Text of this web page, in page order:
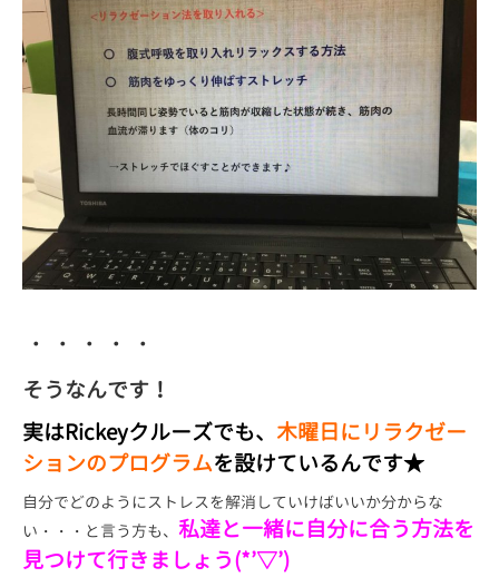
・・・・・
そうなんです！
実はRickeyクルーズでも、 木曜日にリラクゼー
ションのプログラムを設けているんです★
自分でどのようにストレスを解消していけばいいか分からな
い・・・と言う方も、 私達と一緒に自分に合う方法を
見つけて行きましょう(*’▽’)